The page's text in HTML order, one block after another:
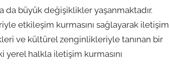
büyük değişiklikler yaşanmaktadır.
etkileşim kurmasını sağlayarak iletişim
ve kültürel zenginlikleriyle tanınan bir
yerel halkla iletişim kurmasını